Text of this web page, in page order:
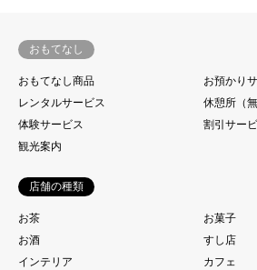
おもてなし
おもてなし商品
お預かり
レンタルサービス
休憩所（無
体験サービス
割引サー
観光案内
店舗の種類
お茶
お菓子
お酒
すし店
インテリア
カフェ